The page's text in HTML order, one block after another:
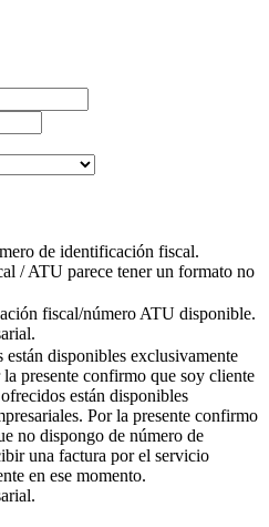
de identificación fiscal.
/ ATU parece tener un formato no
fiscal/número ATU disponible.
disponibles exclusivamente
presente confirmo que soy cliente
están disponibles
Por la presente confirmo
no dispongo de número de
una factura por el servicio
en ese momento.